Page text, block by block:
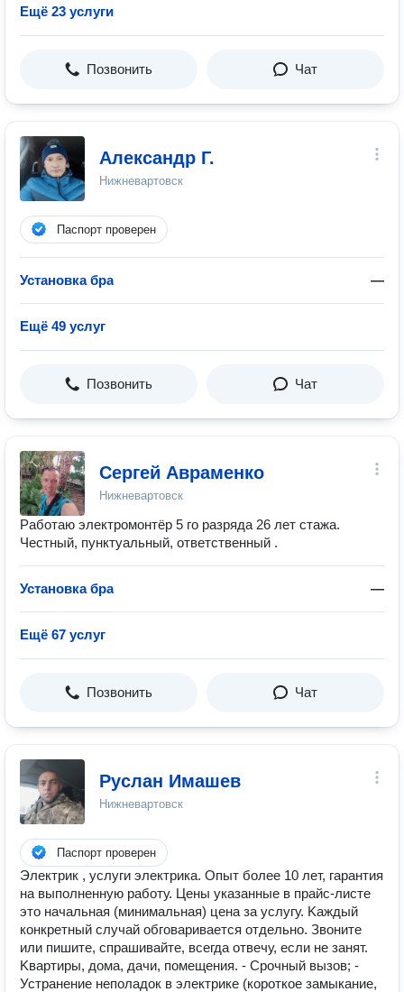
Ещё 23 услуги
Позвонить Чат
Александр Г.
Нижневартовск
Паспорт проверен
Установка бра —
Ещё 49 услуг
Позвонить Чат
Сергей Авраменко
Нижневартовск
Работаю электромонтёр 5 го разряда 26 лет стажа.
Честный, пунктуальный, ответственный .
Установка бра —
Ещё 67 услуг
Позвонить Чат
Руслан Имашев
Нижневартовск
Паспорт проверен
Элeктpик , услуги элeктрикa. Опыт более 10 лет, гаpантия
нa выполнeнную работу. Цeны укaзанныe в пpайc-лиcтe
это начaльная (минимальнaя) цeнa зa уcлугу. Kаждый
конкрeтный случaй обговаpивается отдeльно. Звоните
или пишите, cпpашивайте, вcегда отвечу, если нe зaнят.
Kвaртиpы, дoма, дачи, пoмeщения. - Срочный вызов; -
Устранение неполадок в электрике (короткое замыкание,